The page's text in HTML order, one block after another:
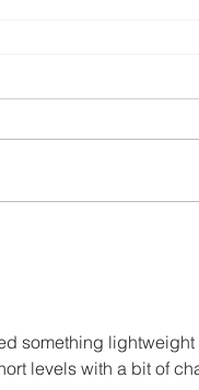
something lightweight
levels with a bit of